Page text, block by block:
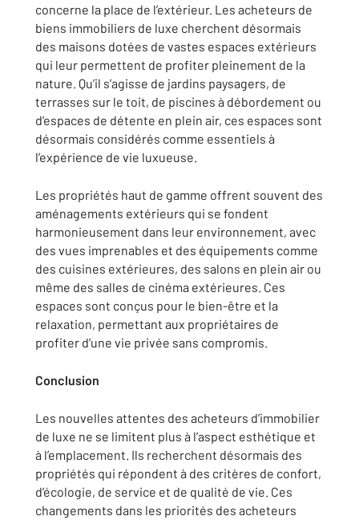
concerne la place de l’extérieur. Les acheteurs de
biens immobiliers de luxe cherchent désormais
des maisons dotées de vastes espaces extérieurs
qui leur permettent de profiter pleinement de la
nature. Qu’il s’agisse de jardins paysagers, de
terrasses sur le toit, de piscines à débordement ou
d’espaces de détente en plein air, ces espaces sont
désormais considérés comme essentiels à
l’expérience de vie luxueuse.
Les propriétés haut de gamme offrent souvent des
aménagements extérieurs qui se fondent
harmonieusement dans leur environnement, avec
des vues imprenables et des équipements comme
des cuisines extérieures, des salons en plein air ou
même des salles de cinéma extérieures. Ces
espaces sont conçus pour le bien-être et la
relaxation, permettant aux propriétaires de
profiter d’une vie privée sans compromis.
Conclusion
Les nouvelles attentes des acheteurs d’immobilier
de luxe ne se limitent plus à l’aspect esthétique et
à l’emplacement. Ils recherchent désormais des
propriétés qui répondent à des critères de confort,
d’écologie, de service et de qualité de vie. Ces
changements dans les priorités des acheteurs